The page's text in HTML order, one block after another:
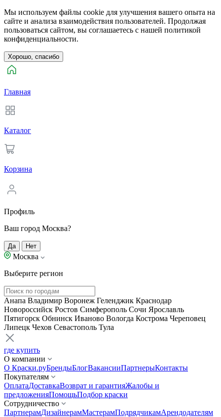
Мы используем файлы cookie для улучшения вашего опыта на
сайте и анализа взаимодействия пользователей. Продолжая
пользоваться сайтом, вы соглашаетесь с нашей политикой
конфиденциальности.
Хорошо, спасибо
Главная
Каталог
Корзина
Профиль
Ваш город Москва?
Да Нет
Москва
Выберите регион
Анапа Владимир Воронеж Геленджик Краснодар
Новороссийск Ростов Симферополь Сочи Ярославль
Пятигорск Обнинск Иваново Вологда Кострома Череповец
Липецк Чехов Севастополь Тула
где купить
О компании
О Краски.руБрендыБлогВакансииПартнерыКонтакты
Покупателям
ОплатаДоставкаВозврат и гарантияЖалобы и
предложенияПомощьПодбор краски
Сотрудничество
ПартнерамДизайнерамМастерамПодрядчикамАрендодателям